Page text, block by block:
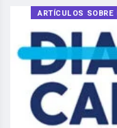
ARTÍCULOS SOBRE